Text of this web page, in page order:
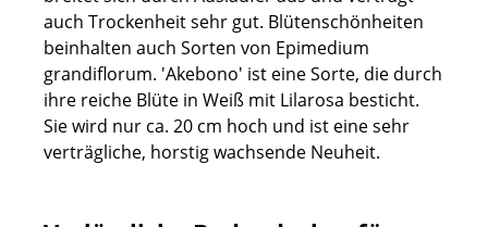
auch Trockenheit sehr gut. Blütenschönheiten
beinhalten auch Sorten von Epimedium
grandiflorum. 'Akebono' ist eine Sorte, die durch
ihre reiche Blüte in Weiß mit Lilarosa besticht.
Sie wird nur ca. 20 cm hoch und ist eine sehr
verträgliche, horstig wachsende Neuheit.